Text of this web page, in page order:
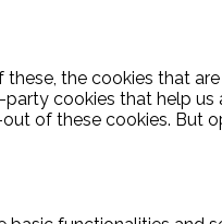
the cookies that
cookies that help
of these cookies. But